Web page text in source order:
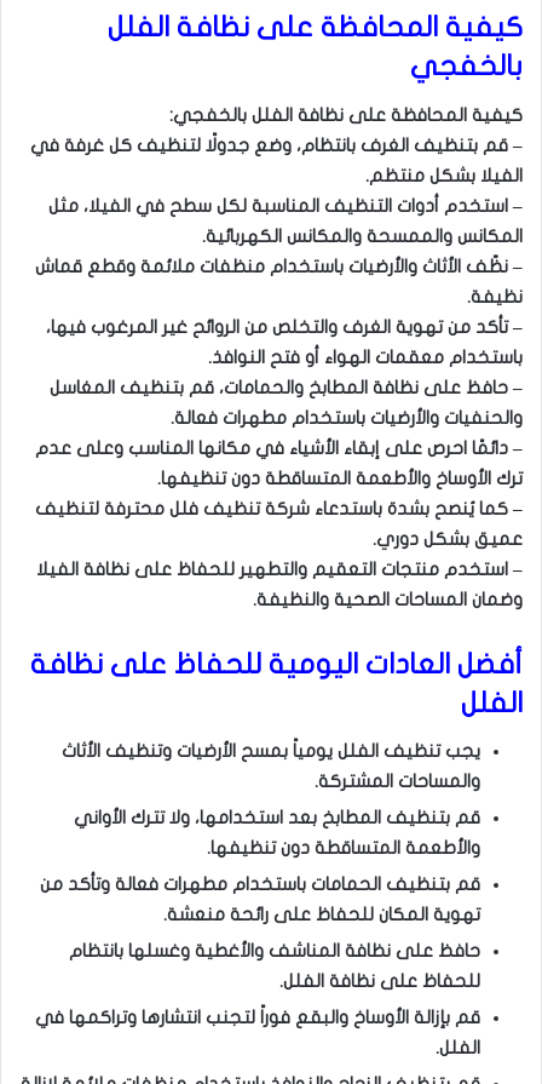
كيفية المحافظة على نظافة الفلل
بالخفجي
كيفية المحافظة على نظافة الفلل بالخفجي:
– قم بتنظيف الغرف بانتظام، وضع جدولًا لتنظيف كل غرفة في
الفيلا بشكل منتظم.
– استخدم أدوات التنظيف المناسبة لكل سطح في الفيلا، مثل
المكانس والممسحة والمكانس الكهربائية.
– نظّف الأثاث والأرضيات باستخدام منظفات ملائمة وقطع قماش
نظيفة.
– تأكد من تهوية الغرف والتخلص من الروائح غير المرغوب فيها،
باستخدام معقمات الهواء أو فتح النوافذ.
– حافظ على نظافة المطابخ والحمامات، قم بتنظيف المغاسل
والحنفيات والأرضيات باستخدام مطهرات فعالة.
– دائمًا احرص على إبقاء الأشياء في مكانها المناسب وعلى عدم
ترك الأوساخ والأطعمة المتساقطة دون تنظيفها.
– كما يُنصح بشدة باستدعاء شركة تنظيف فلل محترفة لتنظيف
عميق بشكل دوري.
– استخدم منتجات التعقيم والتطهير للحفاظ على نظافة الفيلا
وضمان المساحات الصحية والنظيفة.
أفضل العادات اليومية للحفاظ على نظافة
الفلل
يجب تنظيف الفلل يومياً بمسح الأرضيات وتنظيف الأثاث
والمساحات المشتركة.
قم بتنظيف المطابخ بعد استخدامها، ولا تترك الأواني
والأطعمة المتساقطة دون تنظيفها.
قم بتنظيف الحمامات باستخدام مطهرات فعالة وتأكد من
تهوية المكان للحفاظ على رائحة منعشة.
حافظ على نظافة المناشف والأغطية وغسلها بانتظام
للحفاظ على نظافة الفلل.
قم بإزالة الأوساخ والبقع فوراً لتجنب انتشارها وتراكمها في
الفلل.